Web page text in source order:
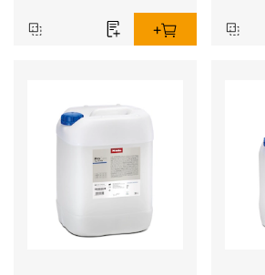
desinfektionsprogram för